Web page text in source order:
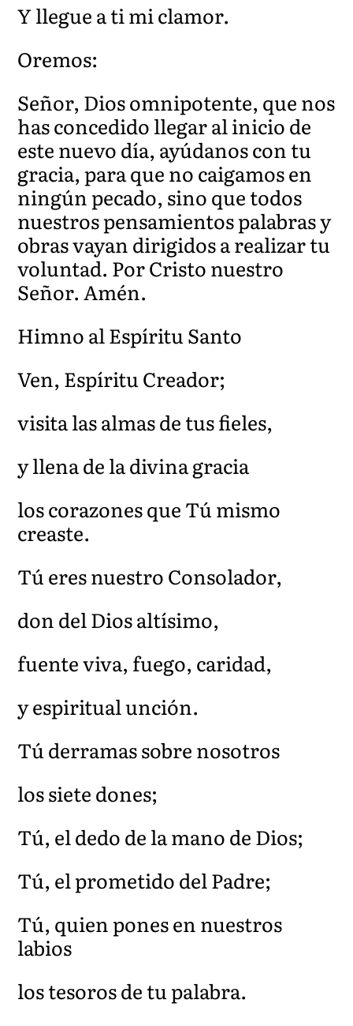
Y llegue a ti mi clamor.
Oremos:
Señor, Dios omnipotente, que nos
has concedido llegar al inicio de
este nuevo día, ayúdanos con tu
gracia, para que no caigamos en
ningún pecado, sino que todos
nuestros pensamientos palabras y
obras vayan dirigidos a realizar tu
voluntad. Por Cristo nuestro
Señor. Amén.
Himno al Espíritu Santo
Ven, Espíritu Creador;
visita las almas de tus fieles,
y llena de la divina gracia
los corazones que Tú mismo
creaste.
Tú eres nuestro Consolador,
don del Dios altísimo,
fuente viva, fuego, caridad,
y espiritual unción.
Tú derramas sobre nosotros
los siete dones;
Tú, el dedo de la mano de Dios;
Tú, el prometido del Padre;
Tú, quien pones en nuestros
labios
los tesoros de tu palabra.